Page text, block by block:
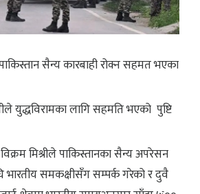
सैन्य कारबाही रोक्न सहमत भएका
युद्धविरामका लागि सहमति भएको पुष्टि
मिश्रीले पाकिस्तानका सैन्य अपरेसन
समकक्षीसँग सम्पर्क गरेको र दुवै